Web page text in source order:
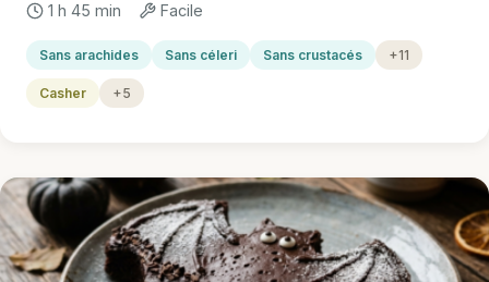
1 h 45 min Facile
Sans arachides Sans céleri Sans crustacés +11
Casher +5